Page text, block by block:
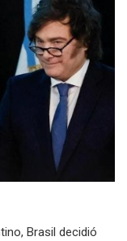
Brasil decidió